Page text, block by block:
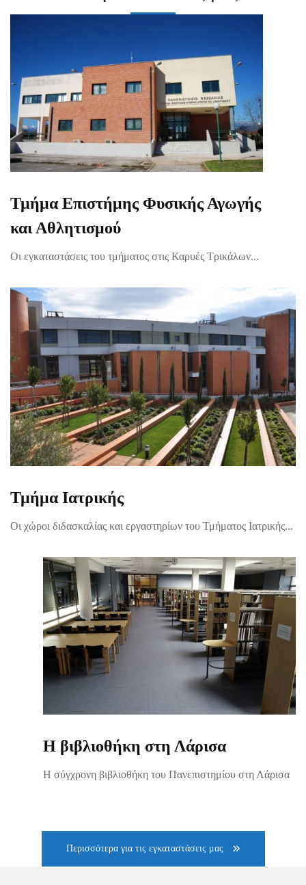
Τμήμα Επιστήμης Φυσικής Αγωγής
και Αθλητισμού
Οι εγκαταστάσεις του τμήματος στις Καρυές Τρικάλων...
Τμήμα Ιατρικής
Οι χώροι διδασκαλίας και εργαστηρίων του Τμήματος Ιατρικής...
Η βιβλιοθήκη στη Λάρισα
Η σύγχρονη βιβλιοθήκη του Πανεπιστημίου στη Λάρισα
Περισσότερα για τις εγκαταστάσεις μας